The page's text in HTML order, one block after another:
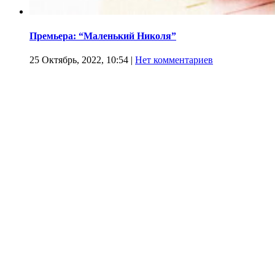
Премьера: “Маленький Николя”
25 Октябрь, 2022, 10:54 | Нет комментариев